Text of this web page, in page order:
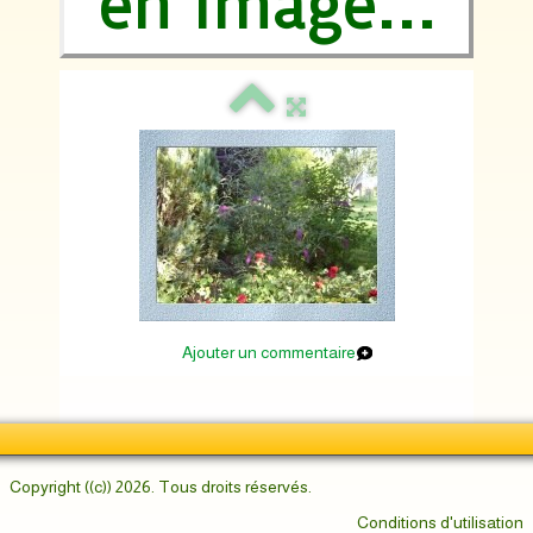
Ajouter un commentaire
Copyright ((c)) 2026. Tous droits réservés.
Conditions d'utilisation